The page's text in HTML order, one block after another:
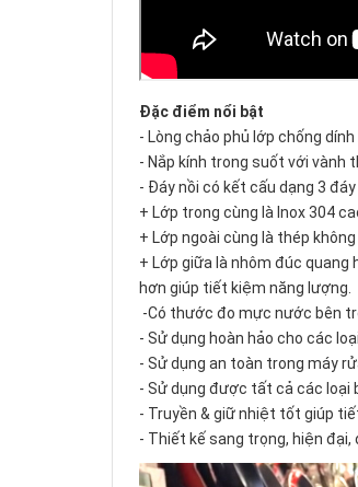
Đặc điểm nổi bật
- Lòng chảo phủ lớp chống
- Nắp kính trong suốt với vành
- Đáy nồi có kết cấu dạng 3
+ Lớp trong cùng là Inox 304
+ Lớp ngoài cùng là thép
+ Lớp giữa là nhôm đúc
hơn giúp tiết kiệm năng lượng.
-Có thước đo mực nước bên
- Sử dụng hoàn hảo cho các
- Sử dụng an toàn trong máy
- Sử dụng được tất cả các loại
- Truyền & giữ nhiệt tốt giúp
- Thiết kế sang trọng, hiện